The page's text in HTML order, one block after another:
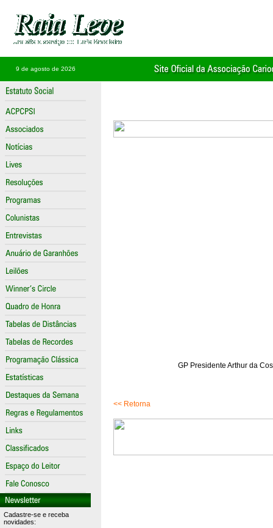
9 de agosto de 2026
Cadastre-se e receba
novidades:
GP Presidente Arthur da
<< Retorna